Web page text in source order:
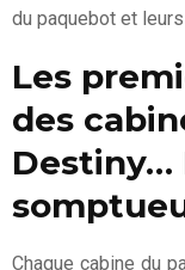
du paquebot et
Les
des
Destiny…
Chaque cabine du